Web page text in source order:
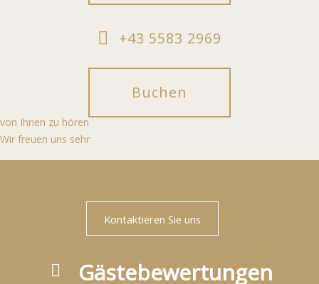
+43 5583 2969
Buchen
Wir freuen uns sehr
von Ihnen zu hören
Kontaktieren Sie uns
Gästebewertungen